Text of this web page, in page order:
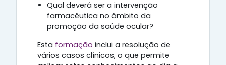
Qual deverá ser a intervenção
farmacêutica no âmbito da
promoção da saúde ocular?
Esta formação inclui a resolução de
vários casos clínicos, o que permite